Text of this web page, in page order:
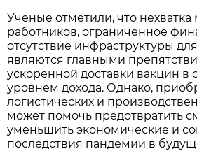
Ученые отметили, что
работников, ограниченное
отсутствие инфраструктуры
являются главными
ускоренной доставки вакцин в
уровнем дохода. Однако,
логистических и
может помочь предотвратить
уменьшить экономические и
последствия пандемии в